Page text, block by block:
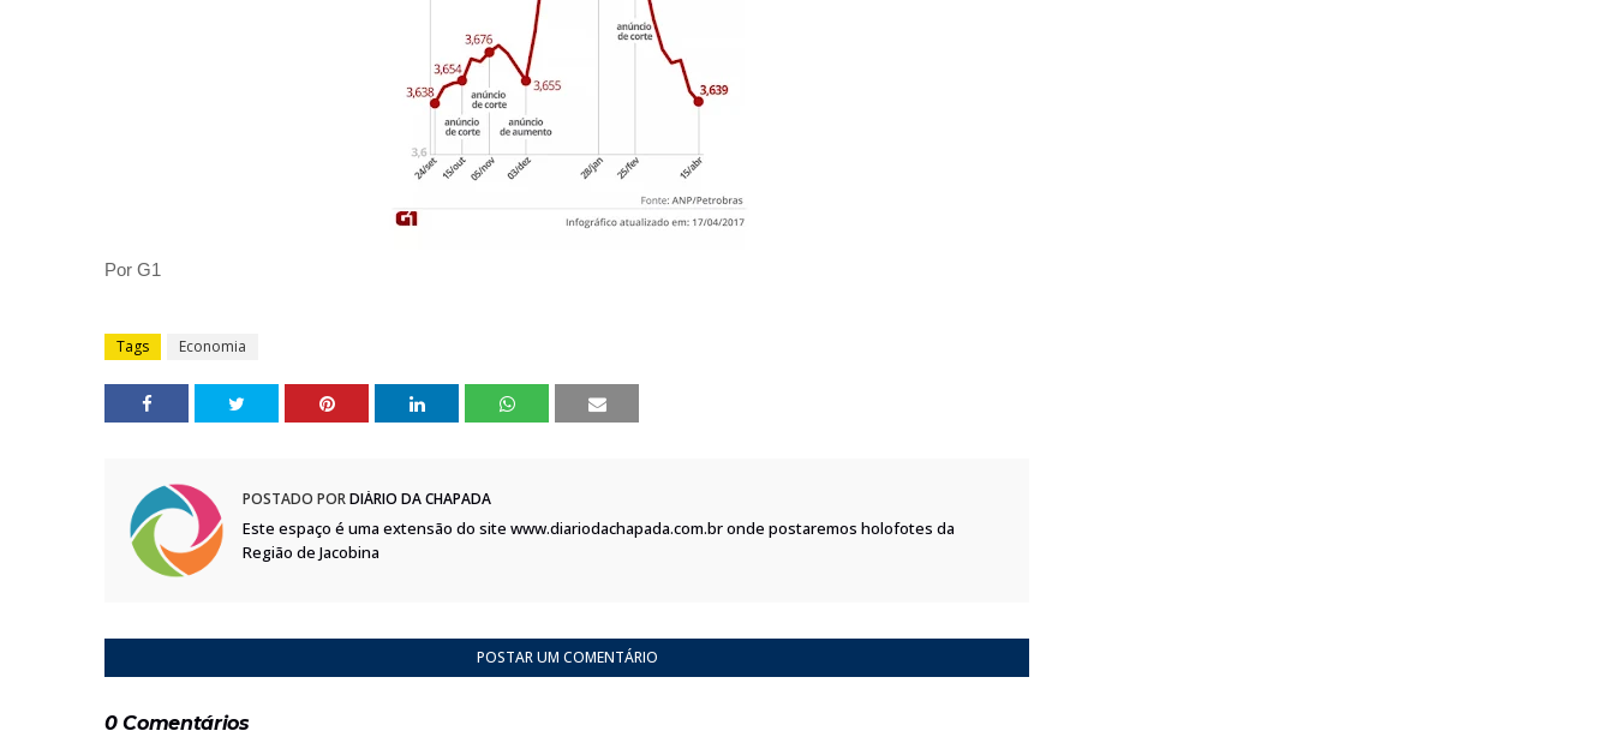
Por G1
Tags Economia
POSTADO PORDIÁRIO DA CHAPADA
Este espaço é uma extensão do site www.diariodachapada.com.br onde postaremos holofotes da
Região de Jacobina
POSTAR UM COMENTÁRIO
0 Comentários